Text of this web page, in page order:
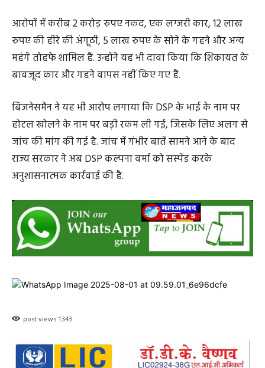
आरोपों में करीब 2 करोड़ रुपए नकद, एक लग्जरी कार, 12 लाख
रुपए की हीरे की अंगूठी, 5 लाख रुपए के सोने के गहने और अन्य
महंगे तोहफे शामिल हैं. उन्होंने यह भी दावा किया कि शिकायत के
बावजूद कार और गहने वापस नहीं किए गए हैं.
बिजनेसमैन ने यह भी आरोप लगाया कि DSP के भाई के नाम पर
होटल खोलने के नाम पर बड़ी रकम ली गई, जिसके लिए अलग से
जांच की मांग की गई है. जांच में गंभीर बातें सामने आने के बाद
राज्य सरकार ने अब DSP कल्पना वर्मा को सस्पेंड करके
अनुशासनात्मक कार्रवाई की है.
post views 1343